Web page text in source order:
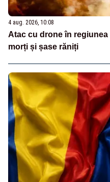
4 aug. 2026, 10:08
Atac cu drone în
morți și șase răniți